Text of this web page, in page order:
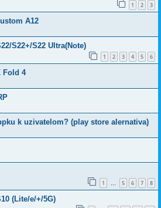
1 2 3
A12
S22+/S22 Ultra(Note)
1 2 3 4 5 6
Fold 4
k uzivatelom? (play store alernativa)
1 … 5 6 7 8
(Lite/e/+/5G)